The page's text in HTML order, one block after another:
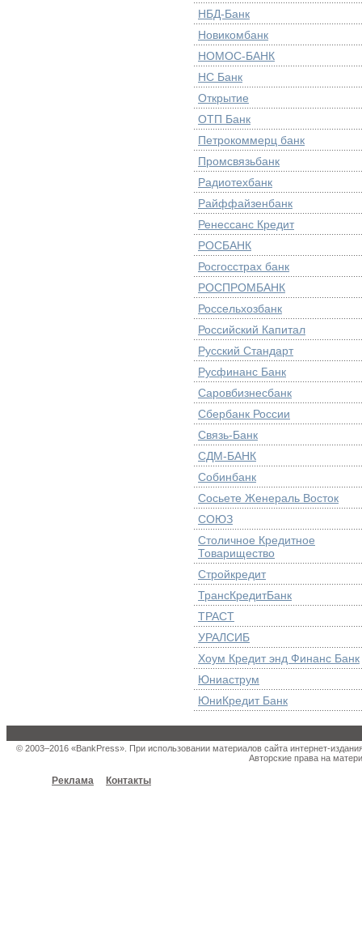
НБД-Банк
Новикомбанк
НОМОС-БАНК
НС Банк
Открытие
ОТП Банк
Петрокоммерц банк
Промсвязьбанк
Радиотехбанк
Райффайзенбанк
Ренессанс Кредит
РОСБАНК
Росгосстрах банк
РОСПРОМБАНК
Россельхозбанк
Российский Капитал
Русский Стандарт
Русфинанс Банк
Саровбизнесбанк
Сбербанк России
Связь-Банк
СДМ-БАНК
Собинбанк
Сосьете Женераль Восток
СОЮЗ
Столичное Кредитное
Товарищество
Стройкредит
ТрансКредитБанк
ТРАСТ
УРАЛСИБ
Хоум Кредит энд Финанс Банк
Юниаструм
ЮниКредит Банк
© 2003–2016 «BankPress». При использовании материалов сайта интернет-
Авторские права на
Реклама Контакты